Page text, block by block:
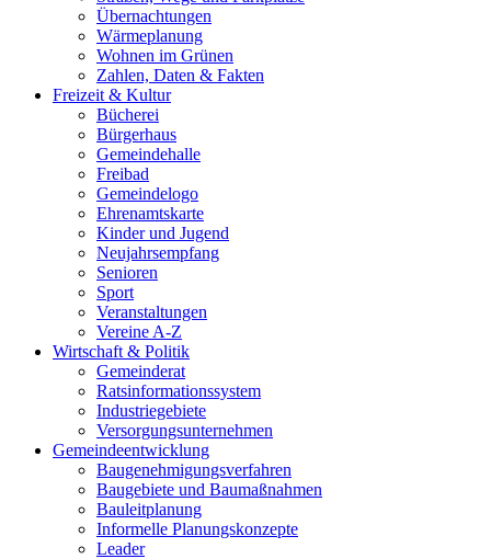
Übernachtungen
Wärmeplanung
Wohnen im Grünen
Zahlen, Daten & Fakten
Freizeit & Kultur
Bücherei
Bürgerhaus
Gemeindehalle
Freibad
Gemeindelogo
Ehrenamtskarte
Kinder und Jugend
Neujahrsempfang
Senioren
Sport
Veranstaltungen
Vereine A-Z
Wirtschaft & Politik
Gemeinderat
Ratsinformationssystem
Industriegebiete
Versorgungsunternehmen
Gemeindeentwicklung
Baugenehmigungsverfahren
Baugebiete und Baumaßnahmen
Bauleitplanung
Informelle Planungskonzepte
Leader